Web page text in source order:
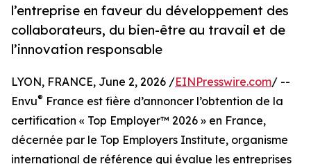
l’entreprise en faveur du développement des
collaborateurs, du bien-être au travail et de
l’innovation responsable
LYON, FRANCE, June 2, 2026 /EINPresswire.com/ --
Envu® France est fière d’annoncer l’obtention de la
certification « Top Employer™️ 2026 » en France,
décernée par le Top Employers Institute, organisme
international de référence qui évalue les entreprises